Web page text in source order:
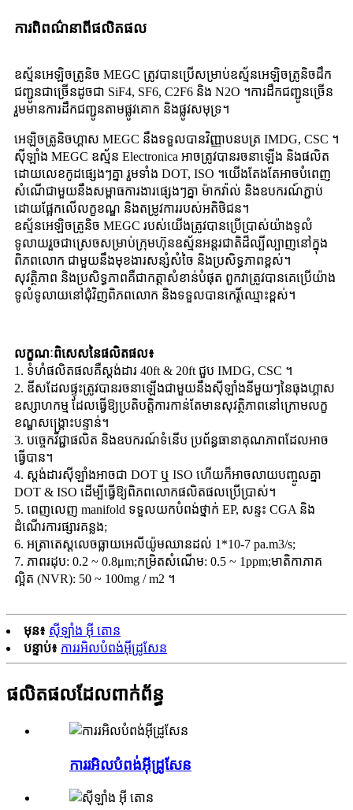
ការ​ពិពណ៌នា​ពី​ផលិតផល
ឧស្ម័នអេឡិចត្រូនិច MEGC ត្រូវបានប្រើសម្រាប់ឧស្ម័នអេឡិចត្រូនិចដឹក
ជញ្ជូនជាច្រើនដូចជា SiF4, SF6, C2F6 និង N2O ។ការដឹកជញ្ជូនច្រើន
រួមមានការដឹកជញ្ជូនតាមផ្លូវគោក និងផ្លូវសមុទ្រ។
អេឡិចត្រូនិចហ្គាស MEGC នឹងទទួលបានវិញ្ញាបនបត្រ IMDG, CSC ។
ស៊ីឡាំង MEGC ឧស្ម័ន Electronica អាចត្រូវបានរចនាឡើង និងផលិត
ដោយលេខកូដផ្សេងៗគ្នា រួមទាំង DOT, ISO ។យើងតែងតែអាចបំពេញ
សំណើជាមួយនឹងសម្ពាធការងារផ្សេងៗគ្នា ម៉ាកវ៉ាល់ និងឧបករណ៍ភ្ជាប់
ដោយផ្អែកលើលក្ខខណ្ឌ និងតម្រូវការរបស់អតិថិជន។
ឧស្ម័នអេឡិចត្រូនិច MEGC របស់យើងត្រូវបានប្រើប្រាស់យ៉ាងទូលំ
ទូលាយរួចជាស្រេចសម្រាប់ក្រុមហ៊ុនឧស្ម័នអន្តរជាតិដ៏ល្បីល្បាញនៅក្នុង
ពិភពលោក ជាមួយនឹងមុខងារសន្សំសំចៃ និងប្រសិទ្ធភាពខ្ពស់។
សុវត្ថិភាព និងប្រសិទ្ធភាពគឺជាកត្តាសំខាន់បំផុត ពួកវាត្រូវបានគេប្រើយ៉ាង
ទូលំទូលាយនៅជុំវិញពិភពលោក និងទទួលបានកេរ្តិ៍ឈ្មោះខ្ពស់។
លក្ខណៈពិសេសនៃផលិតផល៖
1. ទំហំផលិតផលគឺស្តង់ដារ 40ft & 20ft ជួប IMDG, CSC ។
2. ឌីសដែលផ្ទុះត្រូវបានរចនាឡើងជាមួយនឹងស៊ីឡាំងនីមួយៗនៃធុងហ្គាស
ឧស្សាហកម្ម ដែលធ្វើឱ្យប្រតិបត្តិការកាន់តែមានសុវត្ថិភាពនៅក្រោមលក្ខ
ខណ្ឌសង្គ្រោះបន្ទាន់។
3. បច្ចេកវិជ្ជាផលិត និងឧបករណ៍ទំនើប ប្រព័ន្ធធានាគុណភាពដែលអាច
ធ្វើបាន។
4. ស្តង់ដារស៊ីឡាំងអាចជា DOT ឬ ISO ហើយក៏អាចលាយបញ្ចូលគ្នា
DOT & ISO ដើម្បីធ្វើឱ្យពិភពលោកផលិតផលប្រើប្រាស់។
5. ពេញលេញ manifold ទទួលយកបំពង់ថ្នាក់ EP, សន្ទះ CGA និង
ដំណើរការផ្សារគន្លង;
6. អត្រាតេស្តលេចធ្លាយអេលីយ៉ូមឈានដល់ 1*10-7 pa.m3/s;
7. ភាពរដុប: 0.2 ~ 0.8μm;កម្រិតសំណើម: 0.5 ~ 1ppm;មាតិកាភាគ
ល្អិត (NVR): 50 ~ 100mg / m2 ។
មុន៖ ស៊ីឡាំង អ៊ី តោន
បន្ទាប់៖ ការរអិលបំពង់អ៊ីដ្រូសែន
ផលិតផលដែលពាក់ព័ន្ធ
ការរអិលបំពង់អ៊ីដ្រូសែន